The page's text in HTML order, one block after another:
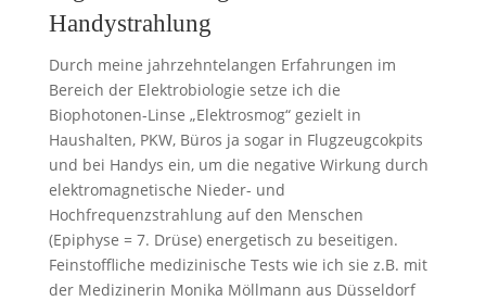
Handystrahlung
Durch meine jahrzehntelangen Erfahrungen im
Bereich der Elektrobiologie setze ich die
Biophotonen-Linse „Elektrosmog“ gezielt in
Haushalten, PKW, Büros ja sogar in Flugzeugcokpits
und bei Handys ein, um die negative Wirkung durch
elektromagnetische Nieder- und
Hochfrequenzstrahlung auf den Menschen
(Epiphyse = 7. Drüse) energetisch zu beseitigen.
Feinstoffliche medizinische Tests wie ich sie z.B. mit
der Medizinerin Monika Möllmann aus Düsseldorf